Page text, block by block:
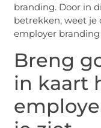
branding. Door in
betrekken, weet je
employer
Breng
in kaart